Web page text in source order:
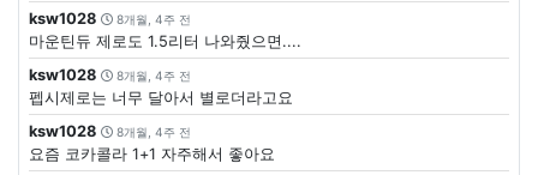
ksw1028
8개월, 4주 전
마운틴듀 제로도 1.5리터 나와줬으면....
ksw1028
8개월, 4주 전
펩시제로는 너무 달아서 별로더라고요
ksw1028
8개월, 4주 전
요즘 코카콜라 1+1 자주해서 좋아요